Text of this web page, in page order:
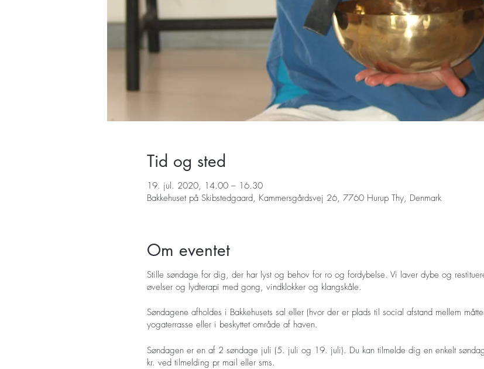
Tid og sted
19. jul. 2020, 14.00 – 16.30
Bakkehuset på Skibstedgaard, Kammersgårdsvej 26, 7760 Hurup Thy, Denmark
Om eventet
Stille søndage for dig, der har lyst og behov for ro og fordybelse. Vi laver dybe og
øvelser og lydterapi med gong, vindklokker og klangskåle.
Søndagene afholdes i Bakkehusets sal eller (hvor der er plads til social afstand mellem
yogaterrasse eller i beskyttet område af haven.
Søndagen er en af 2 søndage juli (5. juli og 19. juli). Du kan tilmelde dig en enkelt
kr. ved tilmelding pr mail eller sms.